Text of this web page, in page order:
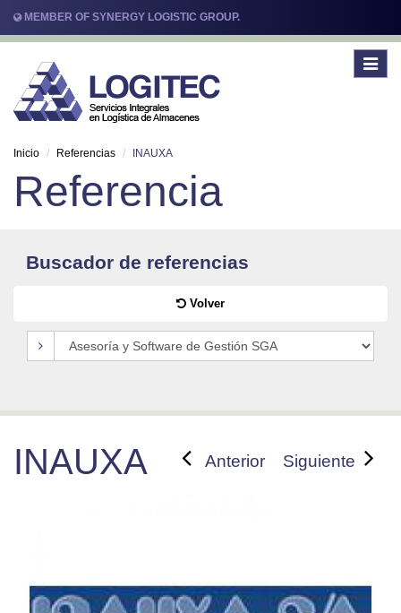
MEMBER OF SYNERGY LOGISTIC GROUP.
Toggle
Inicio Referencias INAUXA
Referencia
Buscador de referencias
Volver
Anterior Siguiente
INAUXA